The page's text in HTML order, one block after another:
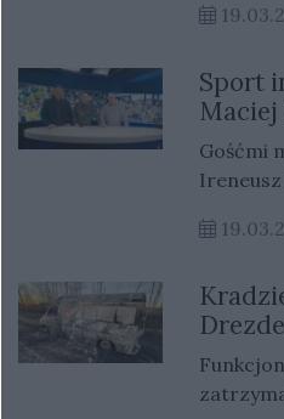
Basket
Sport
Maciej
Gośćmi
portalu
długo